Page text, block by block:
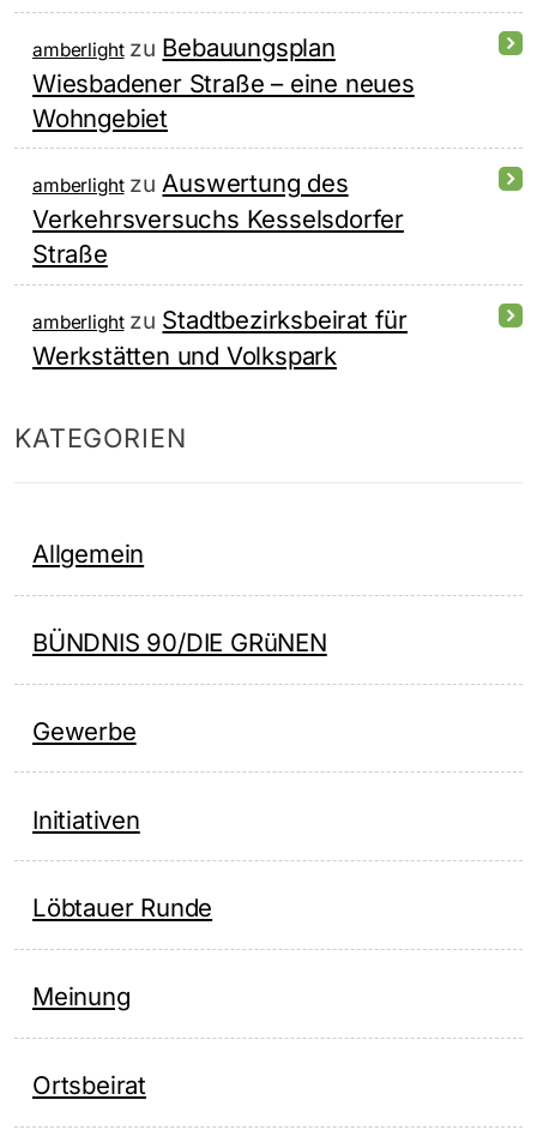
amberlightzu Bebauungsplan
Wiesbadener Straße – eine neues
Wohngebiet
amberlightzuAuswertung des
Verkehrsversuchs Kesselsdorfer
Straße
amberlightzu Stadtbezirksbeirat für
Werkstätten und Volkspark
KATEGORIEN
Allgemein
BÜNDNIS 90/DIE GRüNEN
Gewerbe
Initiativen
Löbtauer Runde
Meinung
Ortsbeirat